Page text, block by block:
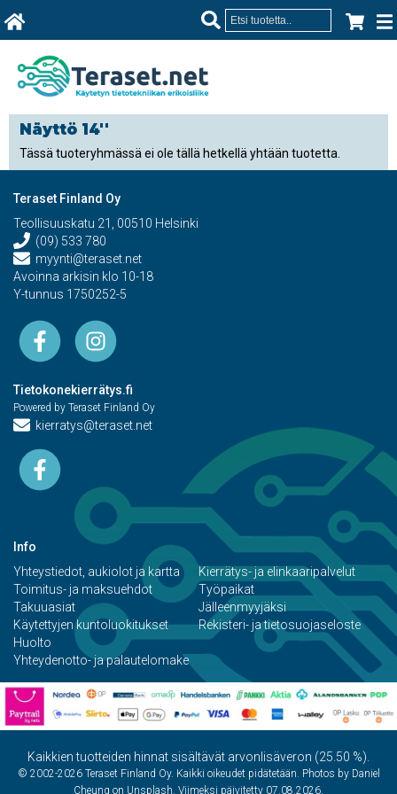
Näyttö 14''
Tässä tuoteryhmässä ei ole tällä hetkellä yhtään tuotetta.
Teraset Finland Oy
Teollisuuskatu 21, 00510 Helsinki
(09) 533 780
myynti@teraset.net
Avoinna arkisin klo 10-18
Y-tunnus 1750252-5
Tietokonekierrätys.fi
Powered by Teraset Finland Oy
kierratys@teraset.net
Info
Yhteystiedot, aukiolot ja kartta
Toimitus- ja maksuehdot
Takuuasiat
Käytettyjen kuntoluokitukset
Huolto
Yhteydenotto- ja palautelomake
Kierrätys- ja elinkaaripalvelut
Työpaikat
Jälleenmyyjäksi
Rekisteri- ja tietosuojaseloste
Kaikkien tuotteiden hinnat sisältävät arvonlisäveron (25.50 %).
© 2002-2026 Teraset Finland Oy. Kaikki oikeudet pidätetään. Photos by Daniel
Cheung on Unsplash. Viimeksi päivitetty 07.08.2026.